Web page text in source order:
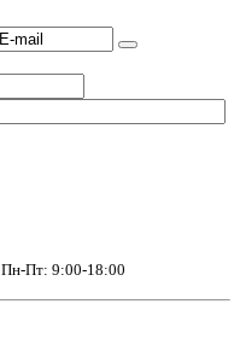
Пн-Пт: 9:00-18:00